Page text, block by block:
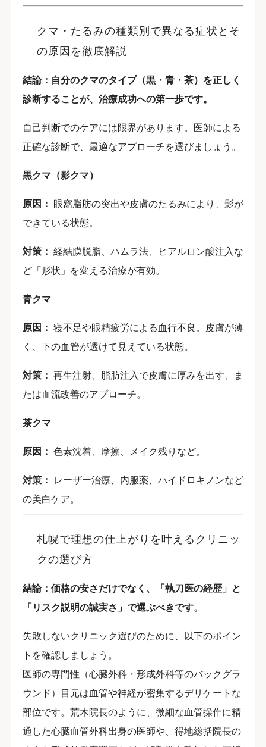
クマ・たるみの種類別で異なる症状とそ
の原因を徹底解説
結論：自分のクマのタイプ（黒・青・茶）を正しく
診断することが、治療成功への第一歩です。
自己判断でのケアには限界があります。医師による
正確な診断で、最適なアプローチを選びましょう。
黒クマ（影クマ）
原因：
眼窩脂肪の突出や皮膚のたるみにより、影が
できている状態。
対策： 経結膜脱脂、ハムラ法、ヒアルロン酸注入な
ど「形状」を変える治療が有効。
青クマ
原因： 寝不足や眼精疲労による血行不良。皮膚が薄
く、下の血管が透けて見えている状態。
対策： 再生注射、脂肪注入で皮膚に厚みを出す、ま
たは血流改善のアプローチ。
茶クマ
原因： 色素沈着、摩擦、メイク残りなど。
対策：
レーザー治療、内服薬、ハイドロキノンなど
の美白ケア。
札幌で理想の仕上がりを叶えるクリニッ
クの選び方
結論：価格の安さだけでなく、「執刀医の経歴」と
「リスク説明の誠実さ」で選ぶべきです。
失敗しないクリニック選びのために、以下のポイン
トを確認しましょう。
医師の専門性（心臓外科・形成外科等のバックグラ
ウンド）目元は血管や神経が密集するデリケートな
部位です。荒木院長のように、微細な血管操作に精
通した心臓血管外科出身の医師や、得地総括院長の